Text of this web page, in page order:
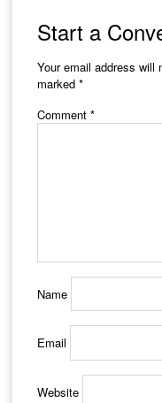
Start a
Your email address will
marked *
Comment *
Name
Email
Website